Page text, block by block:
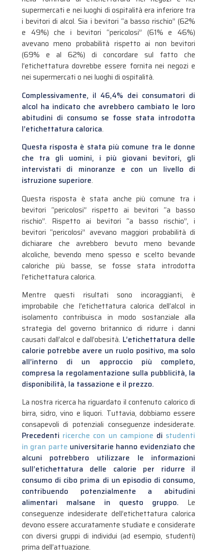
supermercati e nei luoghi di ospitalità era inferiore tra
i bevitori di alcol. Sia i bevitori “a basso rischio” (62%
e 49%) che i bevitori “pericolosi” (61% e 46%)
avevano meno probabilità rispetto ai non bevitori
(69% e al 62%) di concordare sul fatto che
l’etichettatura dovrebbe essere fornita nei negozi e
nei supermercati o nei luoghi di ospitalità.
Complessivamente, il 46,4% dei consumatori di
alcol ha indicato che avrebbero cambiato le loro
abitudini di consumo se fosse stata introdotta
l’etichettatura calorica.
Questa risposta è stata più comune tra le donne
che tra gli uomini, i più giovani bevitori, gli
intervistati di minoranze e con un livello di
istruzione superiore.
Questa risposta è stata anche più comune tra i
bevitori “pericolosi” rispetto ai bevitori “a basso
rischio”. Rispetto ai bevitori “a basso rischio”, i
bevitori “pericolosi” avevano maggiori probabilità di
dichiarare che avrebbero bevuto meno bevande
alcoliche, bevendo meno spesso e scelto bevande
caloriche più basse, se fosse stata introdotta
l’etichettatura calorica.
Mentre questi risultati sono incoraggianti, è
improbabile che l’etichettatura calorica dell’alcol in
isolamento contribuisca in modo sostanziale alla
strategia del governo britannico di ridurre i danni
causati dall’alcol e dall’obesità. L’etichettatura delle
calorie potrebbe avere un ruolo positivo, ma solo
all’interno di un approccio più completo,
compresa la regolamentazione sulla pubblicità, la
disponibilità, la tassazione e il prezzo.
La nostra ricerca ha riguardato il contenuto calorico di
birra, sidro, vino e liquori. Tuttavia, dobbiamo essere
consapevoli di potenziali conseguenze indesiderate.
Precedenti ricerche con un campione di studenti
in gran parte universitarie hanno evidenziato che
alcuni potrebbero utilizzare le informazioni
sull’etichettatura delle calorie per ridurre il
consumo di cibo prima di un episodio di consumo,
contribuendo potenzialmente a abitudini
alimentari malsane in questo gruppo. Le
conseguenze indesiderate dell’etichettatura calorica
devono essere accuratamente studiate e considerate
con diversi gruppi di individui (ad esempio, studenti)
prima dell’attuazione.